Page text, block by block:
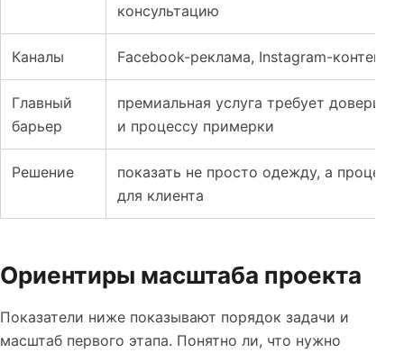
консультацию
Каналы Facebook-реклама, Instagram-контент,
Главный
барьер
премиальная услуга требует доверия
и процессу примерки
Решение
показать не просто одежду, а процесс
для клиента
Ориентиры масштаба проекта
Показатели ниже показывают порядок задачи и
масштаб первого этапа. Понятно ли, что нужно